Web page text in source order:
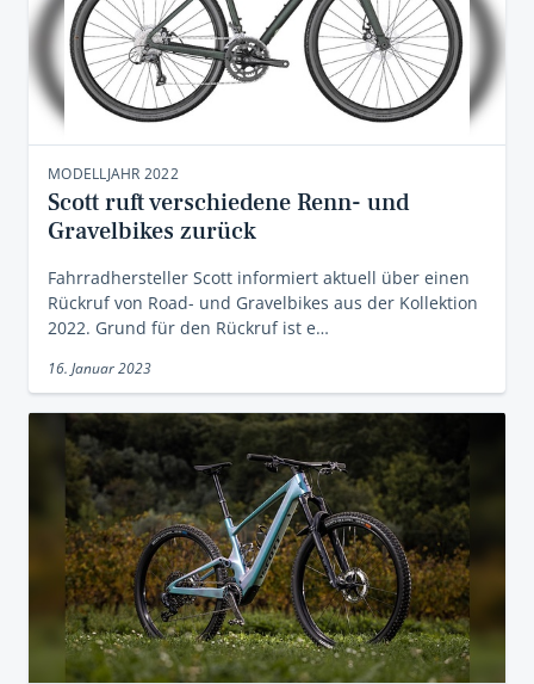
MODELLJAHR 2022
Scott ruft verschiedene Renn- und
Gravelbikes zurück
Fahrradhersteller Scott informiert aktuell über einen
Rückruf von Road- und Gravelbikes aus der Kollektion
2022. Grund für den Rückruf ist e…
16. Januar 2023